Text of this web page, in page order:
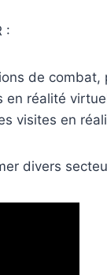
:
de
réalité
visites en
divers